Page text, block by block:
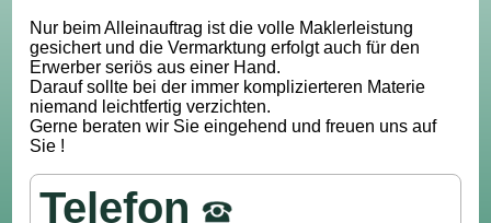
Nur beim Alleinauftrag ist die volle Maklerleistung
gesichert und die Vermarktung erfolgt auch für den
Erwerber seriös aus einer Hand.
Darauf sollte bei der immer komplizierteren Materie
niemand leichtfertig verzichten.
Gerne beraten wir Sie eingehend und freuen uns auf
Sie !
Telefon